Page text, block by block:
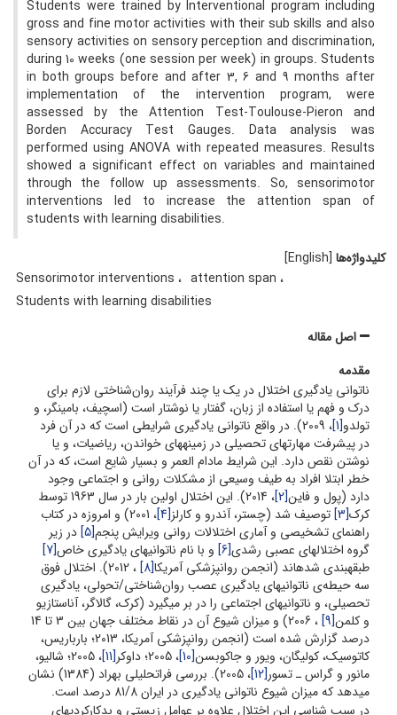
Students were trained by Interventional program including
gross and fine motor activities with their sub skills and also
sensory activities on sensory perception and discrimination,
during 10 weeks (one session per week) in groups. Students
in both groups before and after 3, 6 and 9 months after
implementation of the intervention program, were
assessed by the Attention Test-Toulouse-Pieron and
Borden Accuracy Test Gauges. Data analysis was
performed using ANOVA with repeated measures. Results
showed a significant effect on variables and maintained
through the follow up assessments. So, sensorimotor
interventions led to increase the attention span of
students with learning disabilities.
کلیدواژه‌ها [English]
Sensorimotor interventions
attention span
Students with learning disabilities
اصل مقاله
مقدمه
ناتوانی یادگیری اختلال در یک یا چند فرآیند روان‌شناختی لازم برای
درک و فهم یا استفاده از زبان، گفتار یا نوشتار است (اسچیف، بامینگر، و
تولدو[1]
، 2009). در واقع ناتوانی یادگیری شرایطی است که در آن فرد
در پیشرفت مهارت­های تحصیلی در زمینه­های خواندن، ریاضیات، و یا
نوشتن نقص دارد. این شرایط مادام العمر و بسیار شایع است، که در آن
خطر ابتلا افراد به طیف وسیعی از مشکلات روانی و اجتماعی وجود
دارد (پول و فاین[2]
، 2014). این اختلال اولین بار در سال 1963 توسط
کرک[3] توصیف شد (چستر، آندرو و کارلز[4]
، 2001) و امروزه در کتاب
راهنمای تشخیصی و آماری اختلالات روانی ویرایش پنجم[5]
در زیر
گروه اختلال­های عصبی رشدی[6] و با نام ناتوانی­های یادگیری خاص[7]
طبقه­بندی شده­اند (انجمن روانپزشکی آمریکا[8]
، 2012). اختلال فوق
سه حیطه‌ی ناتوانی­های یادگیری عصب روان‌شناختی/تحولی، یادگیری
تحصیلی، و ناتوانی­های اجتماعی را در بر می­گیرد (کرک، گالاگر، آناستازیو
و کلمن[9]
، 2006) و میزان شیوع آن در نقاط مختلف جهان بین 3 تا 14
درصد گزارش شده است (انجمن روانپزشکی آمریکا، 2013؛ بارباریس،
کاتوسیک، کولیگان، ویور و جاکوبسن[10] ، 2005؛ داوکر [11]
، 2005؛ شالیو،
مانور و گراس ـ تسور[12]
، 2005). بررسی فراتحلیلی بهراد (1384) نشان
می­دهد که میزان شیوع ناتوانی یادگیری در ایران 81/8 درصد است.
در سبب شناسی این اختلال علاوه بر عوامل زیستی و بدکارکردی­های